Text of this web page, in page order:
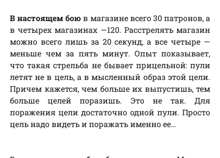
В настоящем боюв магазине всего 30 патронов, а
в четырех магазинах —120. Расстрелять магазин
можно всего лишь за 20 секунд, а все четыре —
меньше чем за пять минут. Опыт показывает,
что такая стрельба не бывает прицельной: пули
летят не в цель, а в мысленный образ этой цели.
Причем кажется, чем больше их выпустишь, тем
больше целей поразишь. Это не так. Для
поражения цели достаточно одной пули. Просто
цель надо видеть и поражать именно ее…